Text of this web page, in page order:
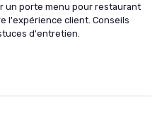
un porte menu pour restaurant
l'expérience client. Conseils
d'entretien.